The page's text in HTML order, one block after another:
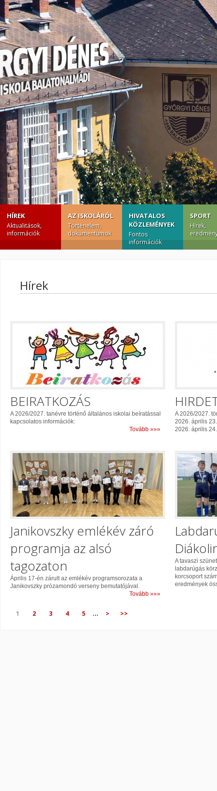
HÍREK
Aktualitások,
információk
AZ ISKOLÁRÓL
Történelem,
dokumentumok
HIVATALOS
KÖZLEMÉNYEK
Fontos
információk
SPORT
Hírek,
Hírek
BEIRATKOZÁS
A 2026/2027. tanévre történő általános iskolai beíratással
kapcsolatos információk:
Tovább »»»
A 2026/2027.
2026. április
2026. április
Janikovszky emlékév záró
programja az alsó
tagozaton
Április 17-én zárult az emlékév programsorozata a
Janikovszky prózamondó verseny bemutatójával.
Tovább »»»
A tavaszi
labdarúgás
korcsoport
eredmények
1 2 3 4 5 ... > >>